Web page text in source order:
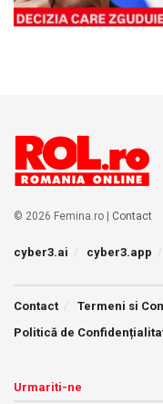
© 2026 Femina.ro | Contact
cyber3.ai cyber3.app
Contact Termeni si
Politică de
Urmariti-ne